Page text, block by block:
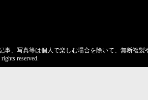
事、写真等は個人で楽しむ場合を除いて、無断複
reserved.